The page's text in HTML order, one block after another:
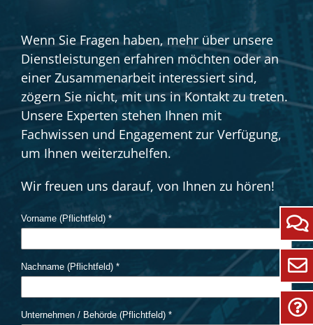
Wenn Sie Fragen haben, mehr über unsere
Dienstleistungen erfahren möchten oder an
einer Zusammenarbeit interessiert sind,
zögern Sie nicht, mit uns in Kontakt zu treten.
Unsere Experten stehen Ihnen mit
Fachwissen und Engagement zur Verfügung,
um Ihnen weiterzuhelfen.
Wir freuen uns darauf, von Ihnen zu hören!